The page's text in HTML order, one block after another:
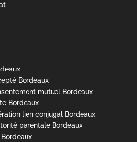
Bordeaux
mutuel Bordeaux
Bordeaux
lien conjugal Bordeaux
parentale Bordeaux